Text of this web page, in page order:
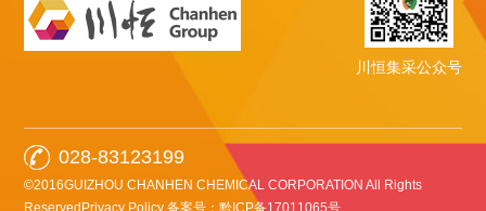
川恒集采公众号
028-83123199
©2016GUIZHOU CHANHEN CHEMICAL CORPORATION All Rights